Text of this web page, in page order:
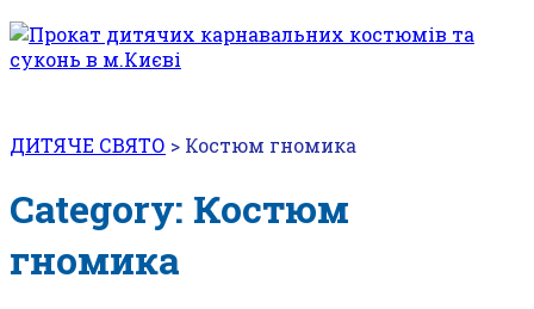
ДИТЯЧЕ СВЯТО > Костюм гномика
Category: Костюм
гномика